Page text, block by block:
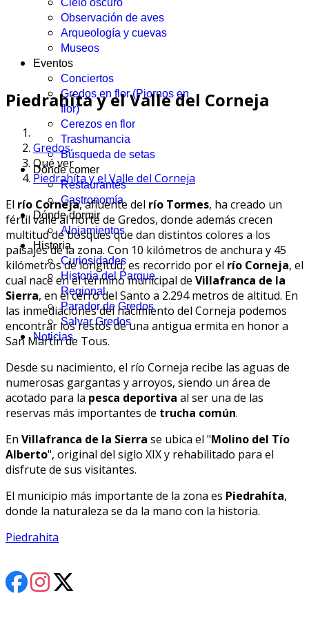
Cielo oscuro
Observación de aves
Arqueología y cuevas
Museos
Eventos
Conciertos
Gredos en flor (Piornos en
flor)
Cerezos en flor
Trashumancia
Búsqueda de setas
Dónde comer
Restaurantes
Gastronomía
Dónde dormir
Alojamientos
Historia
Curiosidades
Historia del Parque
Regional
Parador de Gredos
Salvar Gredos
Noticias
Piedrahíta y el Valle del Corneja
Gredos
Qué ver
Piedrahíta y el Valle del Corneja
El río Corneja, afluente del río Tormes, ha creado un
fértil valle al norte de Gredos, donde además crecen
multitud de bosques que dan distintos colores a los
paisajes de la zona. Con 10 kilómetros de anchura y 45
kilómetros de longitud, es recorrido por el río Corneja, el
cual nace en el término municipal de Villafranca de la
Sierra, en el cerro del Santo a 2.294 metros de altitud. En
las inmediaciones del nacimiento del Corneja podemos
encontrar los restos de una antigua ermita en honor a
San Martín de Tous.
Desde su nacimiento, el río Corneja recibe las aguas de
numerosas gargantas y arroyos, siendo un área de
acotado para la pesca deportiva al ser una de las
reservas más importantes de trucha común.
En Villafranca de la Sierra se ubica el "Molino del Tío
Alberto", original del siglo XIX y rehabilitado para el
disfrute de sus visitantes.
El municipio más importante de la zona es Piedrahíta,
donde la naturaleza se da la mano con la historia.
Piedrahita